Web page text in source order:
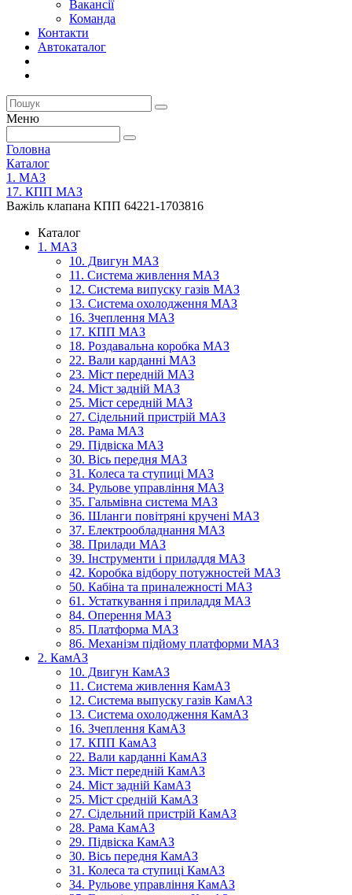
Вакансії
Команда
Контакти
Автокаталог
Меню
Головна
Каталог
1. МАЗ
17. КПП МАЗ
Важіль клапана КПП 64221-1703816
Каталог
1. МАЗ
10. Двигун МАЗ
11. Система живлення МАЗ
12. Система випуску газів МАЗ
13. Система охолодження МАЗ
16. Зчеплення МАЗ
17. КПП МАЗ
18. Роздавальна коробка МАЗ
22. Вали карданні МАЗ
23. Міст передній МАЗ
24. Міст задній МАЗ
25. Міст середній МАЗ
27. Сідельний пристрій МАЗ
28. Рама МАЗ
29. Підвіска МАЗ
30. Вісь передня МАЗ
31. Колеса та ступиці МАЗ
34. Рульове управління МАЗ
35. Гальмівна система МАЗ
36. Шланги повітряні кручені МАЗ
37. Електрообладнання МАЗ
38. Прилади МАЗ
39. Інструменти і приладдя МАЗ
42. Коробка відбору потужностей МАЗ
50. Кабіна та приналежності МАЗ
61. Устаткування і приладдя МАЗ
84. Оперення МАЗ
85. Платформа МАЗ
86. Механізм підйому платформи МАЗ
2. КамАЗ
10. Двигун КамАЗ
11. Система живлення КамАЗ
12. Система выпуску газів КамАЗ
13. Система охолодження КамАЗ
16. Зчеплення КамАЗ
17. КПП КамАЗ
22. Вали карданні КамАЗ
23. Міст передній КамАЗ
24. Міст задній КамАЗ
25. Міст средній КамАЗ
27. Сідельний пристрій КамАЗ
28. Рама КамАЗ
29. Підвіска КамАЗ
30. Вісь передня КамАЗ
31. Колеса та ступиці КамАЗ
34. Рульове управління КамАЗ